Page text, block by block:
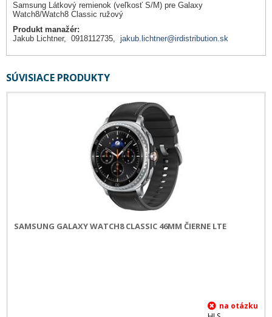
Samsung Látkový remienok (veľkosť S/M) pre Galaxy
Watch8/Watch8 Classic ružový
Produkt manažér:
Jakub Lichtner, 0918112735, jakub.lichtner@irdistribution.sk
SÚVISIACE PRODUKTY
SAMSUNG GALAXY WATCH8 CLASSIC 46MM ČIERNE LTE